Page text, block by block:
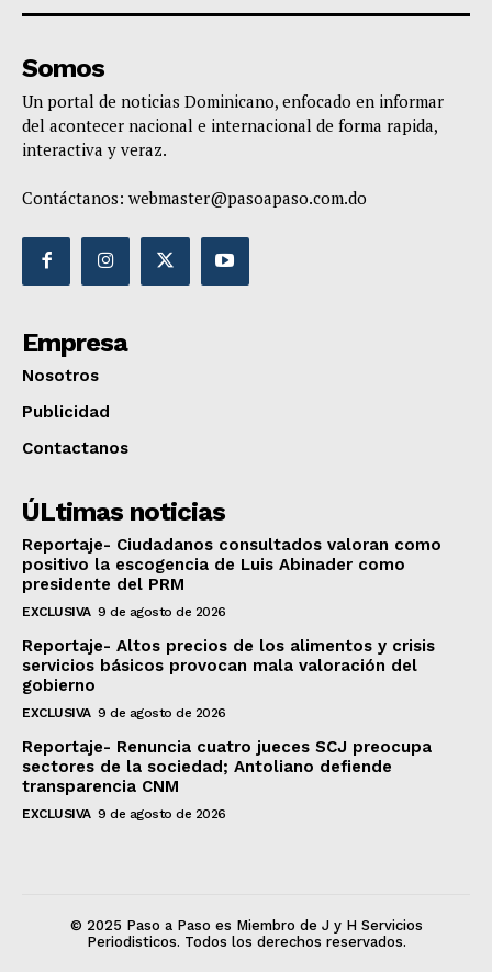
Somos
Un portal de noticias Dominicano, enfocado en informar
del acontecer nacional e internacional de forma rapida,
interactiva y veraz.
Contáctanos: webmaster@pasoapaso.com.do
Empresa
Nosotros
Publicidad
Contactanos
ÚLtimas noticias
Reportaje- Ciudadanos consultados valoran como
positivo la escogencia de Luis Abinader como
presidente del PRM
EXCLUSIVA 9 de agosto de 2026
Reportaje- Altos precios de los alimentos y crisis
servicios básicos provocan mala valoración del
gobierno
EXCLUSIVA 9 de agosto de 2026
Reportaje- Renuncia cuatro jueces SCJ preocupa
sectores de la sociedad; Antoliano defiende
transparencia CNM
EXCLUSIVA 9 de agosto de 2026
© 2025 Paso a Paso es Miembro de J y H Servicios
Periodisticos. Todos los derechos reservados.